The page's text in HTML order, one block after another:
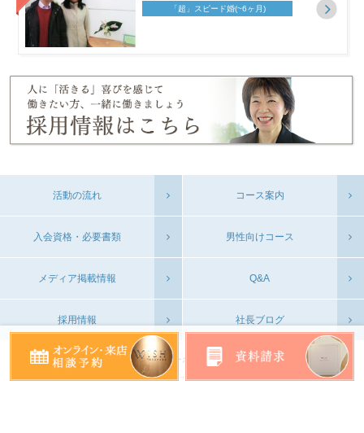
「超」スピード婚(~6ヶ月)
活動の流れ コース案内
入会資格・必要書類 男性向けコース
メディア掲載情報 Q&A
採用情報 社長ブログ
会社概要 プライバシーポリシー お問い合わせ
©WISH YOKOHAMA CO.,Ltd. All Rights Reserved.